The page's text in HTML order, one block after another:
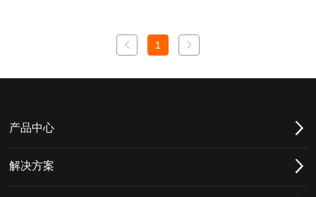
1
产品中心
解决方案